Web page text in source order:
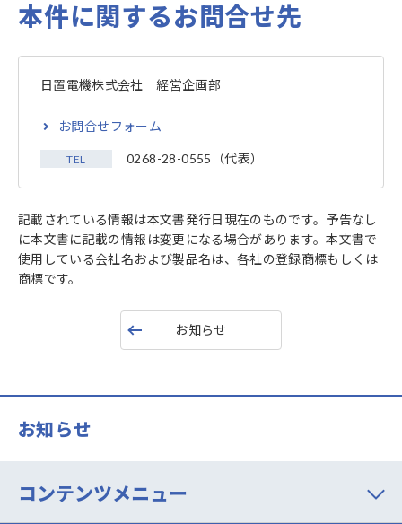
本件に関するお問合せ先
日置電機株式会社 経営企画部
お問合せフォーム
TEL 0268-28-0555（代表）
記載されている情報は本文書発行日現在のものです。予告なし
に本文書に記載の情報は変更になる場合があります。本文書で
使用している会社名および製品名は、各社の登録商標もしくは
商標です。
お知らせ
お知らせ
コンテンツメニュー